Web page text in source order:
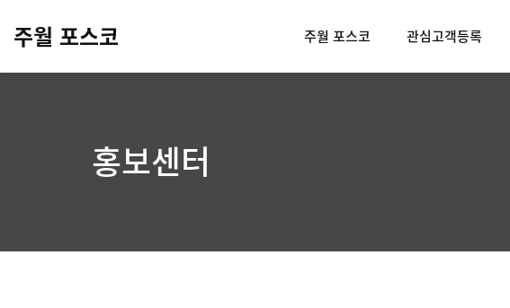
주월 포스코 주월 포스코 관심고객등록
홍보센터